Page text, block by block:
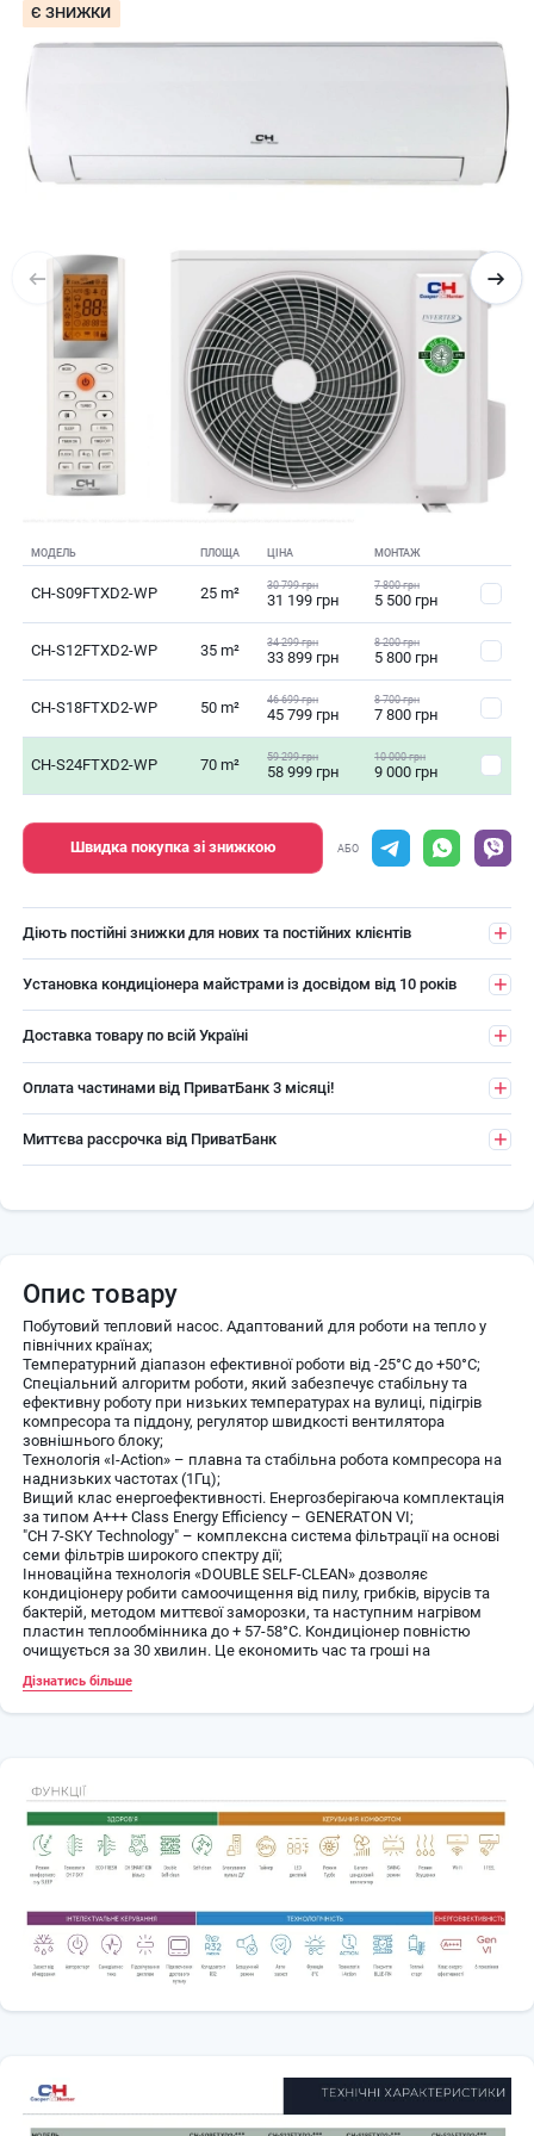
Є ЗНИЖКИ
МОДЕЛЬ ПЛОЩА ЦІНА МОНТАЖ
CH-S09FTXD2-WP 25 m² 30 799 грн
31 199 грн
7 800 грн
5 500 грн
CH-S12FTXD2-WP 35 m² 34 299 грн
33 899 грн
8 200 грн
5 800 грн
CH-S18FTXD2-WP 50 m² 46 699 грн
45 799 грн
8 700 грн
7 800 грн
CH-S24FTXD2-WP 70 m² 59 299 грн
58 999 грн
10 000 грн
9 000 грн
Швидка покупка зі знижкою АБО
Діють постійні знижки для нових та постійних клієнтів
Установка кондиціонера майстрами із досвідом від 10 років
Доставка товару по всій Україні
Оплата частинами від ПриватБанк 3 місяці!
Миттєва рассрочка від ПриватБанк
Опис товару
Побутовий тепловий насос. Адаптований для роботи на тепло у
північних країнах;
Температурний діапазон ефективної роботи від -25°С до +50°С;
Спеціальний алгоритм роботи, який забезпечує стабільну та
ефективну роботу при низьких температурах на вулиці, підігрів
компресора та піддону, регулятор швидкості вентилятора
зовнішнього блоку;
Технологія «I-Action» – плавна та стабільна робота компресора на
наднизьких частотах (1Гц);
Вищий клас енергоефективності. Енергозберігаюча комплектація
за типом А+++ Class Energy Efficiency – GENERATON VI;
"CH 7-SKY Technology" – комплексна система фільтрації на основі
семи фільтрів широкого спектру дії;
Інноваційна технологія «DOUBLE SELF-CLEAN» дозволяє
кондиціонеру робити самоочищення від пилу, грибків, вірусів та
бактерій, методом миттєвої заморозки, та наступним нагрівом
пластин теплообмінника до + 57-58°C. Кондиціонер повністю
очищується за 30 хвилин. Це економить час та гроші на
повітря;
дозволяє заморозити приміщення та споживає мінімум
електроенергії;
Можливість підключення дротового пульта зі здатністю
двотижневого програмування та приєднання до системи
розумного дому BMS (опція).
Дізнатись більше